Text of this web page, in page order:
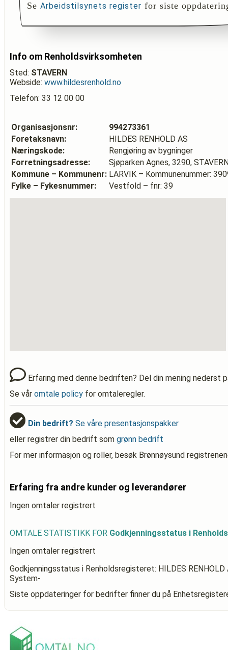
Se Arbeidstilsynets register for siste
Info om Renholdsvirksomheten
Sted: STAVERN
Webside: www.hildesrenhold.no
Telefon: 33 12 00 00
Organisasjonsnr:
994273361
Foretaksnavn:
HILDES RENHOLD AS
Næringskode:
Rengjøring av bygninger
Forretningsadresse:
Sjøparken Agnes, 3290,
Kommune – Kommunenr: LARVIK – Kommunenummer:
Fylke – Fykesnummer:
Vestfold – fnr: 39
Erfaring med denne bedriften? Del din mening nederst
Se vår omtale policy for omtaleregler.
Din bedrift? Se våre presentasjonspakker
eller registrer din bedrift som grønn bedrift
For mer informasjon og roller, besøk Brønnøysund
Erfaring fra andre kunder og leverandører
Ingen omtaler registrert
OMTALE STATISTIKK FOR Godkjenningsstatus i
Ingen omtaler registrert
Godkjenningsstatus i Renholdsregisteret: HILDES RENHOLD
System-
Siste oppdateringer for bedrifter finner du på